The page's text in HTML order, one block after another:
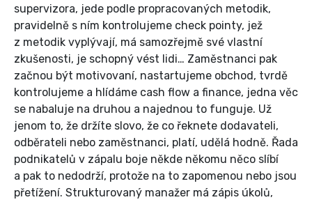
supervizora, jede podle propracovaných metodik,
pravidelně s ním kontrolujeme check pointy, jež
z metodik vyplývají, má samozřejmě své vlastní
zkušenosti, je schopný vést lidi… Zaměstnanci pak
začnou být motivovaní, nastartujeme obchod, tvrdě
kontrolujeme a hlídáme cash flow a finance, jedna věc
se nabaluje na druhou a najednou to funguje. Už
jenom to, že držíte slovo, že co řeknete dodavateli,
odběrateli nebo zaměstnanci, platí, udělá hodně. Řada
podnikatelů v zápalu boje někde někomu něco slíbí
a pak to nedodrží, protože na to zapomenou nebo jsou
přetížení. Strukturovaný manažer má zápis úkolů,